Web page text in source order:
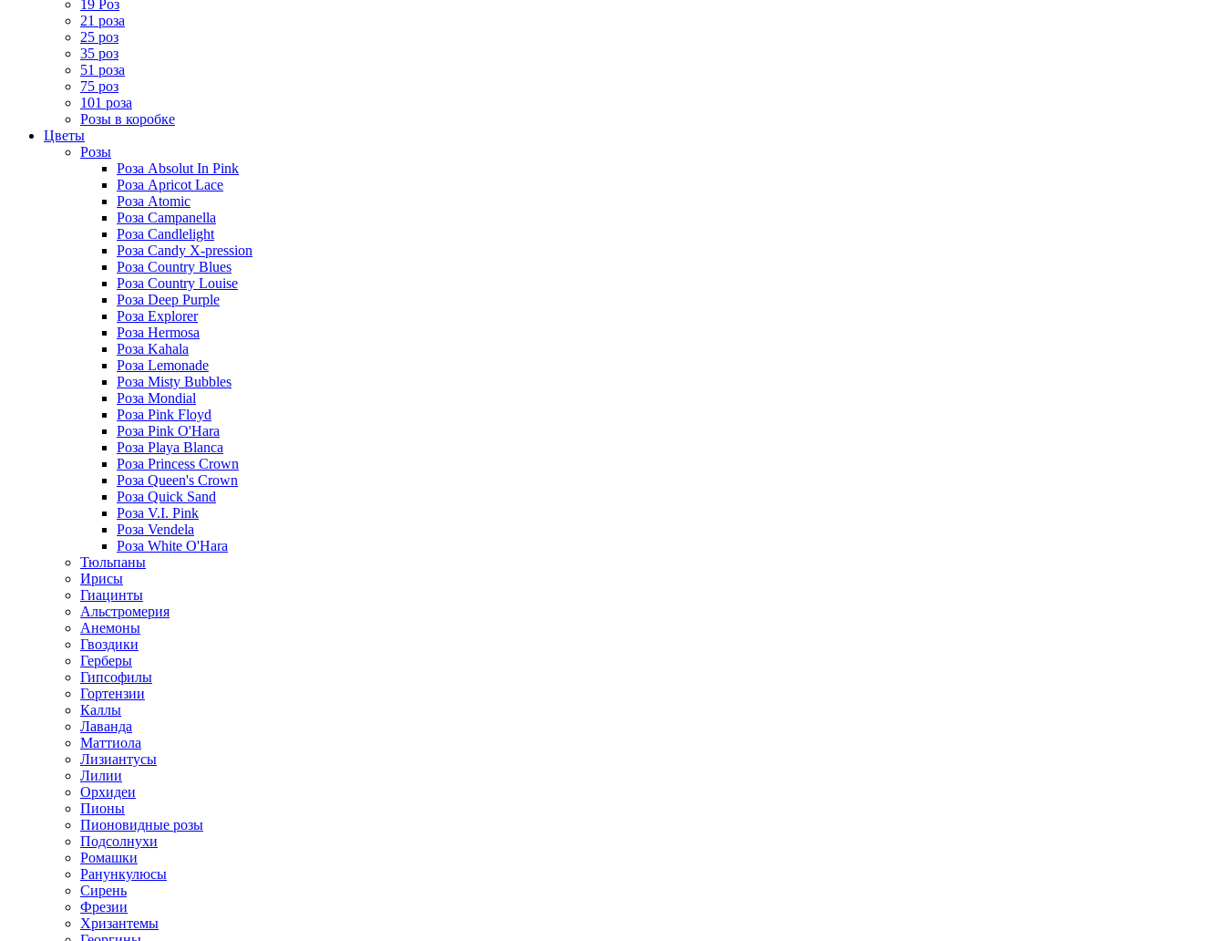
19 Роз
21 роза
25 роз
35 роз
51 роза
75 роз
101 роза
Розы в коробке
Цветы
Розы
Роза Absolut In Pink
Роза Apricot Lace
Роза Atomic
Роза Campanella
Роза Candlelight
Роза Candy X-pression
Роза Country Blues
Роза Country Louise
Роза Deep Purple
Роза Explorer
Роза Hermosa
Роза Kahala
Роза Lemonade
Роза Misty Bubbles
Роза Mondial
Роза Pink Floyd
Роза Pink O'Hara
Роза Playa Blanca
Роза Princess Crown
Роза Queen's Crown
Роза Quick Sand
Роза V.I. Pink
Роза Vendela
Роза White O'Hara
Тюльпаны
Ирисы
Гиацинты
Альстромерия
Анемоны
Гвоздики
Герберы
Гипсофилы
Гортензии
Каллы
Лаванда
Маттиола
Лизиантусы
Лилии
Орхидеи
Пионы
Пионовидные розы
Подсолнухи
Ромашки
Ранункулюсы
Сирень
Фрезии
Хризантемы